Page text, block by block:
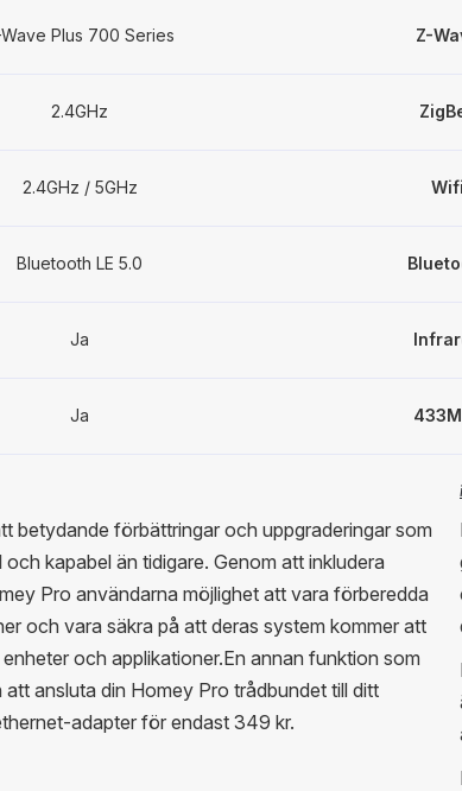
Wave Plus 700 Series Z-
2.4GHz
2.4GHz / 5GHz Wifi
Bluetooth LE 5.0
Ja
Ja
betydande förbättringar och uppgraderingar som
kapabel än tidigare. Genom att inkludera
Pro användarna möjlighet att vara förberedda
och vara säkra på att deras system kommer att
och applikationer.En annan funktion som
att ansluta din Homey Pro trådbundet till ditt
adapter för endast 349 kr.